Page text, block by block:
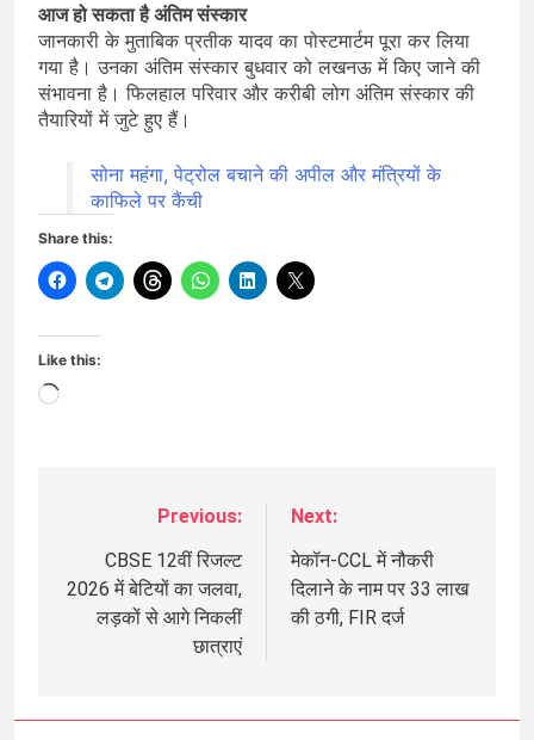
आज हो सकता है अंतिम संस्कार
जानकारी के मुताबिक प्रतीक यादव का पोस्टमार्टम पूरा कर लिया
गया है। उनका अंतिम संस्कार बुधवार को लखनऊ में किए जाने की
संभावना है। फिलहाल परिवार और करीबी लोग अंतिम संस्कार की
तैयारियों में जुटे हुए हैं।
सोना महंगा, पेट्रोल बचाने की अपील और मंत्रियों के
काफिले पर कैंची
Share this:
Like this:
Loading…
navigation
Previous:
CBSE 12वीं रिजल्ट
2026 में बेटियों का जलवा,
लड़कों से आगे निकलीं
छात्राएं
Next:
मेकॉन-CCL में नौकरी
दिलाने के नाम पर 33 लाख
की ठगी, FIR दर्ज